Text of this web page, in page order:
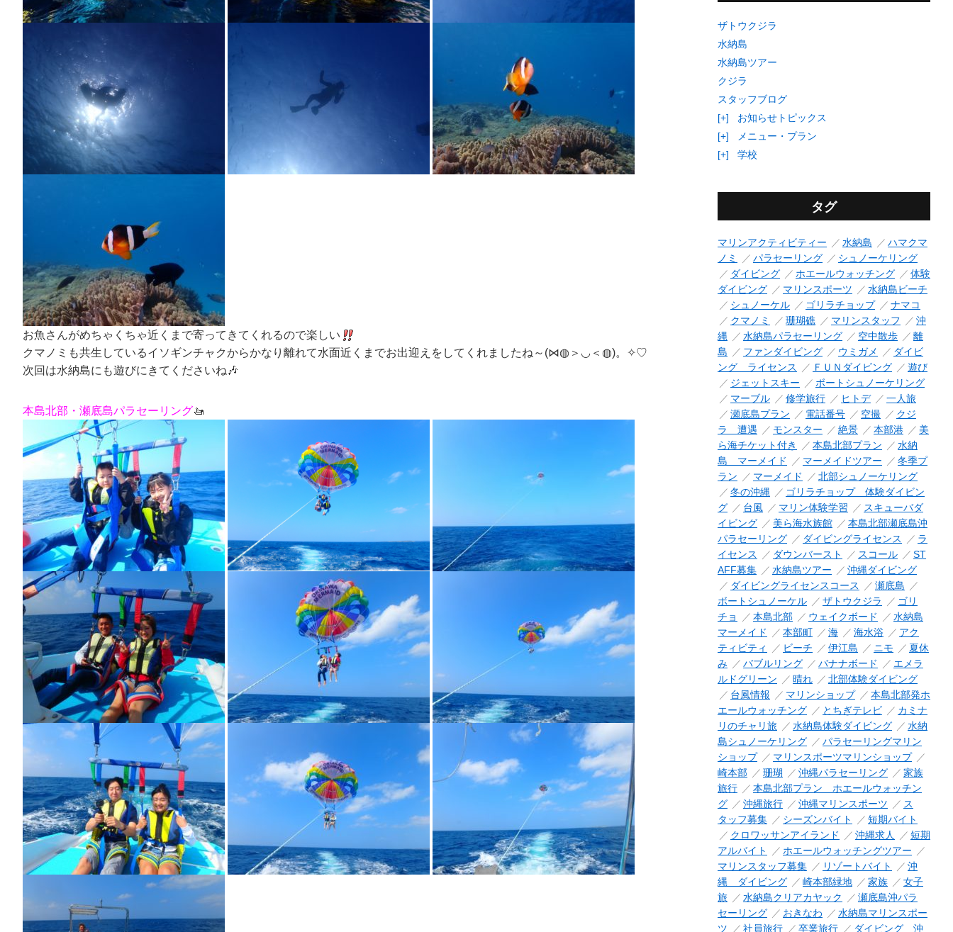
お魚さんがめちゃくちゃ近くまで寄ってきてくれるので楽しい
クマノミも共生しているイソギンチャクからかなり離れて水面近くまでお出迎えをしてくれましたね～(⋈◍＞◡＜◍)。✧♡
次回は水納島にも遊びにきてくださいね🎶
本島北部・瀬底島パラセーリング🚤
ザトウクジラ
水納島
水納島ツアー
クジラ
スタッフブログ
[+]
お知らせトピックス
[+]
メニュー・プラン
[+]
学校
タグ
マリンアクティビティー 水納島
ハマクマ
ノミ
パラセーリング
シュノーケリング
ダイビング
ホエールウォッチング
体験
ダイビング
マリンスポーツ
水納島ビーチ
シュノーケル
ゴリラチョップ
ナマコ
クマノミ
珊瑚礁 マリンスタッフ
沖
縄
水納島パラセーリング 空中散歩
離
島
ファンダイビング ウミガメ
ダイビ
ング ライセンス
ＦＵＮダイビング
遊び
ジェットスキー
ボートシュノーケリング
マーブル
修学旅行 ヒトデ
一人旅
瀬底島プラン
電話番号 空撮
クジ
ラ 遭遇
モンスター 絶景 本部港
美
ら海チケット付き
本島北部プラン
水納
島 マーメイド
マーメイドツアー
冬季プ
ラン
マーメイド
北部シュノーケリング
冬の沖縄
ゴリラチョップ 体験ダイビン
グ
台風 マリン体験学習
スキューバダ
イビング
美ら海水族館
本島北部瀬底島沖
パラセーリング
ダイビングライセンス
ラ
イセンス
ダウンバースト スコール
ST
AFF募集
水納島ツアー
沖縄ダイビング
ダイビングライセンスコース
瀬底島
ボートシュノーケル
ザトウクジラ
ゴリ
チョ
本島北部 ウェイクボード
水納島
マーメイド
本部町 海 海水浴
アク
ティビティ
ビーチ 伊江島 ニモ
夏休
み
バブルリング バナナボード
エメラ
ルドグリーン
晴れ
北部体験ダイビング
台風情報
マリンショップ
本島北部発ホ
エールウォッチング
とちぎテレビ
カミナ
リのチャリ旅
水納島体験ダイビング
水納
島シュノーケリング
パラセーリングマリン
ショップ
マリンスポーツマリンショップ
崎本部
珊瑚 沖縄パラセーリング
家族
旅行
本島北部プラン ホエールウォッチン
グ
沖縄旅行 沖縄マリンスポーツ
ス
タッフ募集
シーズンバイト
短期バイト
クロワッサンアイランド
沖縄求人
短期
アルバイト
ホエールウォッチングツアー
マリンスタッフ募集
リゾートバイト
沖
縄 ダイビング
崎本部緑地 家族
女子
旅
水納島クリアカヤック
瀬底島沖パラ
セーリング
おきなわ
水納島マリンスポー
ツ
社員旅行 卒業旅行 ダイビング 沖